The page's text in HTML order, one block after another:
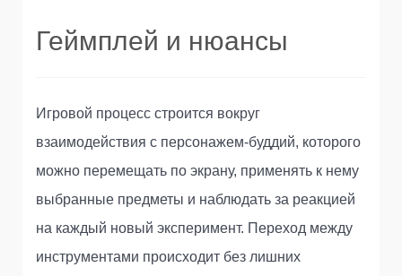
Геймплей и нюансы
Игровой процесс строится вокруг
взаимодействия с персонажем-буддий, которого
можно перемещать по экрану, применять к нему
выбранные предметы и наблюдать за реакцией
на каждый новый эксперимент. Переход между
инструментами происходит без лишних